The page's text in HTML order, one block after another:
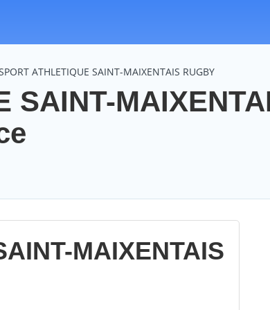
ATHLETIQUE SAINT-MAIXENTAIS RUGBY
SAINT-
MAIXENTAIS